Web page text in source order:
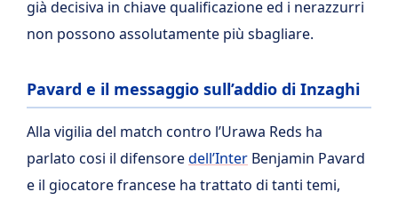
già decisiva in chiave qualificazione ed i nerazzurri
non possono assolutamente più sbagliare.
Pavard e il messaggio sull’addio di Inzaghi
Alla vigilia del match contro l’Urawa Reds ha
parlato cosi il difensoredell’Inter Benjamin Pavard
e il giocatore francese ha trattato di tanti temi,